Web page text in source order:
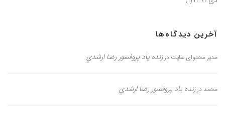
آخرین دیدگاه‌ها
مدیر محتوای سایت درزنده یاد پروفسور رضا ارشدي
محمد درزنده یاد پروفسور رضا ارشدي